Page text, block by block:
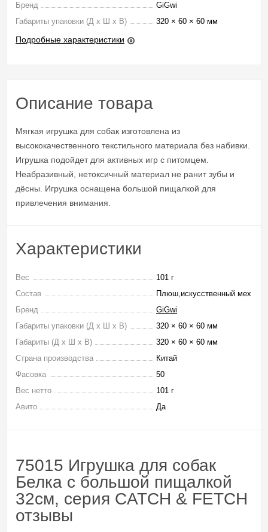
Бренд
GiGwi
Габариты упаковки (Д х Ш х В)
320 × 60 × 60 мм
Подробные характеристики
Описание товара
Мягкая игрушка для собак изготовлена из
высококачественного текстильного материала без набивки.
Игрушка подойдет для активных игр с питомцем.
Неабразивный, нетоксичный материал не ранит зубы и
дёсны. Игрушка оснащена большой пищалкой для
привлечения внимания.
Характеристики
Вес
101 г
Состав
Плюш,искусственный мех
Бренд
GiGwi
Габариты упаковки (Д х Ш х В)
320 × 60 × 60 мм
Габариты (Д х Ш х В)
320 × 60 × 60 мм
Страна производства
Китай
Фасовка
50
Вес нетто
101 г
Авито
Да
75015 Игрушка для собак
Белка с большой пищалкой
32см, серия CATCH & FETCH
отзывы